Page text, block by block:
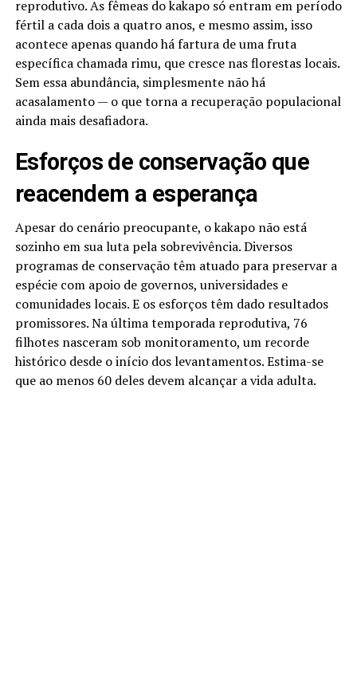
reprodutivo. As fêmeas do kakapo só entram em período
fértil a cada dois a quatro anos, e mesmo assim, isso
acontece apenas quando há fartura de uma fruta
específica chamada rimu, que cresce nas florestas locais.
Sem essa abundância, simplesmente não há
acasalamento — o que torna a recuperação populacional
ainda mais desafiadora.
Esforços de conservação que
reacendem a esperança
Apesar do cenário preocupante, o kakapo não está
sozinho em sua luta pela sobrevivência. Diversos
programas de conservação têm atuado para preservar a
espécie com apoio de governos, universidades e
comunidades locais. E os esforços têm dado resultados
promissores. Na última temporada reprodutiva, 76
filhotes nasceram sob monitoramento, um recorde
histórico desde o início dos levantamentos. Estima-se
que ao menos 60 deles devem alcançar a vida adulta.